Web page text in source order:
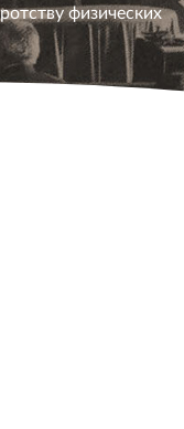
физических